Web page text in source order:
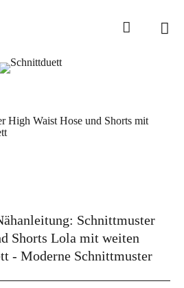
Home
Magazin
Sewalong
High Waist Hose und Shorts mit